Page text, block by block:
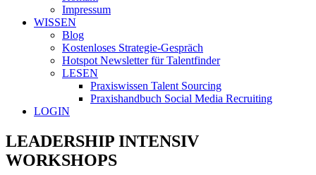
Impressum
WISSEN
Blog
Kostenloses Strategie-Gespräch
Hotspot Newsletter für Talentfinder
LESEN
Praxiswissen Talent Sourcing
Praxishandbuch Social Media Recruiting
LOGIN
LEADERSHIP INTENSIV
WORKSHOPS